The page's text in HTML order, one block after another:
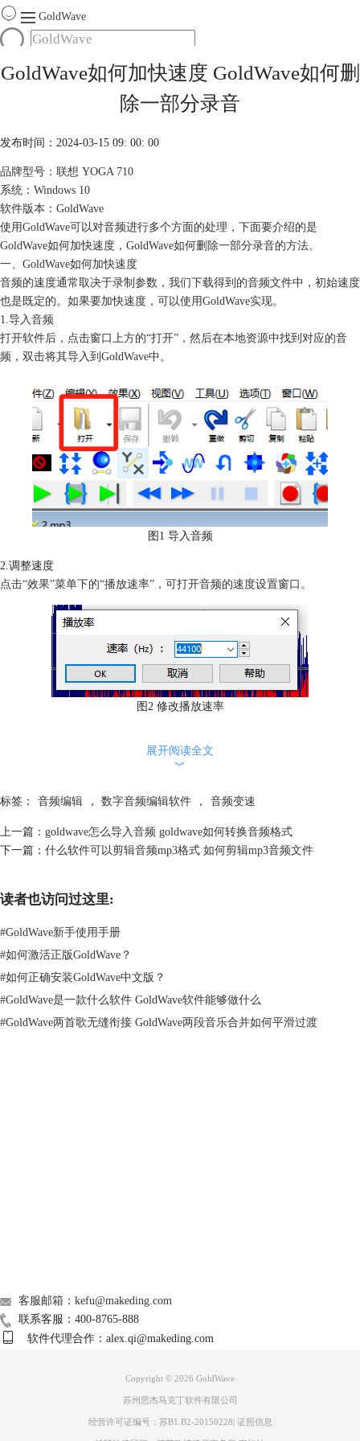
GoldWave
产品
购买
GoldWave如何加快速度 GoldWave如何删
除一部分录音
发布时间：2024-03-15 09: 00: 00
品牌型号：联想 YOGA 710
系统：Windows 10
软件版本：GoldWave
使用GoldWave可以对音频进行多个方面的处理，下面要介绍的是
GoldWave如何加快速度，GoldWave如何删除一部分录音的方法。
一、GoldWave如何加快速度
音频的速度通常取决于录制参数，我们下载得到的音频文件中，初始速度
也是既定的。如果要加快速度，可以使用GoldWave实现。
1.导入音频
打开软件后，点击窗口上方的“打开”，然后在本地资源中找到对应的音
频，双击将其导入到GoldWave中。
图1 导入音频
2.调整速度
点击“效果”菜单下的“播放速率”，可打开音频的速度设置窗口。
图2 修改播放速率
加快速度的音频保存下来。
二、GoldWave如何删除一部分录音
在录制过程中，如果出现误差，可以直接补录该段，不必重新开始录音，
1.选择片段
法，在其他编辑操作中也会用到。
如果一次框选范围不满意，可以拖动选择框两侧的边界线进行调整，以找
到较为完美的片段。
同样的，在“编辑”菜单下也可以找到这个功能。另外，将鼠标放在波形图
的朋友，可以使用键盘上的“Delete”键快速删除音频片
GoldWave还支持用户自定义操作快捷键。在“选项”菜单下的“键盘”中，可
以设置软件的快捷键功能。
展开阅读全文
︾
标签： 音频编辑 ， 数字音频编辑软件 ， 音频变速
上一篇： goldwave怎么导入音频 goldwave如何转换音频格式
下一篇： 什么软件可以剪辑音频mp3格式 如何剪辑mp3音频文件
读者也访问过这里:
#GoldWave新手使用手册
#如何激活正版GoldWave？
#如何正确安装GoldWave中文版？
#GoldWave是一款什么软件 GoldWave软件能够做什么
#GoldWave两首歌无缝衔接 GoldWave两段音乐合并如何平滑过渡
客服邮箱：kefu@makeding.com
联系客服：400-8765-888
软件代理合作：alex.qi@makeding.com
Copyright © 2026 GoldWave
苏州思杰马克丁软件有限公司
经营许可证编号：苏B1.B2-20150228| 证照信息